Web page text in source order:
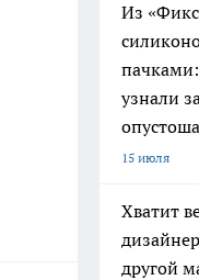
Из
узнали
15 июля
Хватит
другой